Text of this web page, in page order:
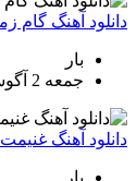
دانلود آهنگ گام زمان
بار
جمعه 2 آگوست 2024
دانلود آهنگ غنیمت
بار